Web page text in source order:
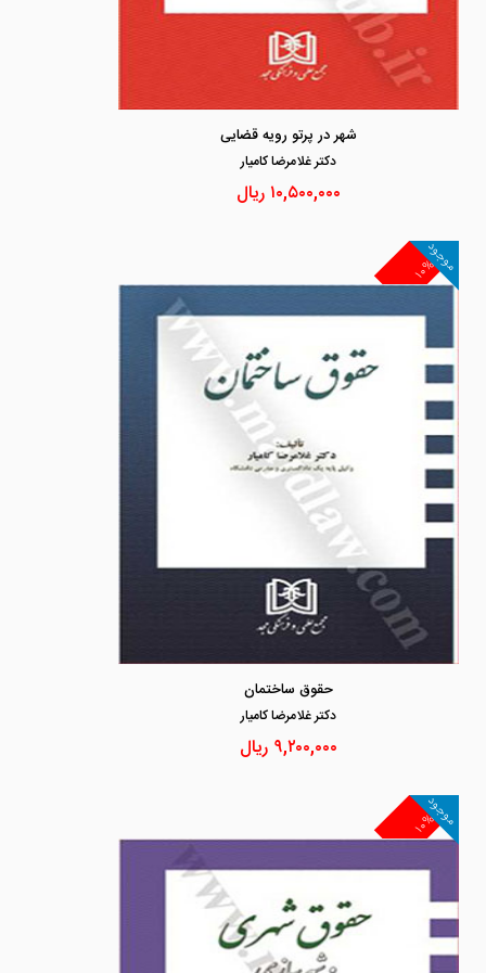
شهر در پرتو رویه قضایی
دكتر غلامرضا كاميار
۱۰,۵۰۰,۰۰۰ ریال
۱۰%
موجود
حقوق ساختمان
دكتر غلامرضا كاميار
۹,۲۰۰,۰۰۰ ریال
۱۰%
موجود